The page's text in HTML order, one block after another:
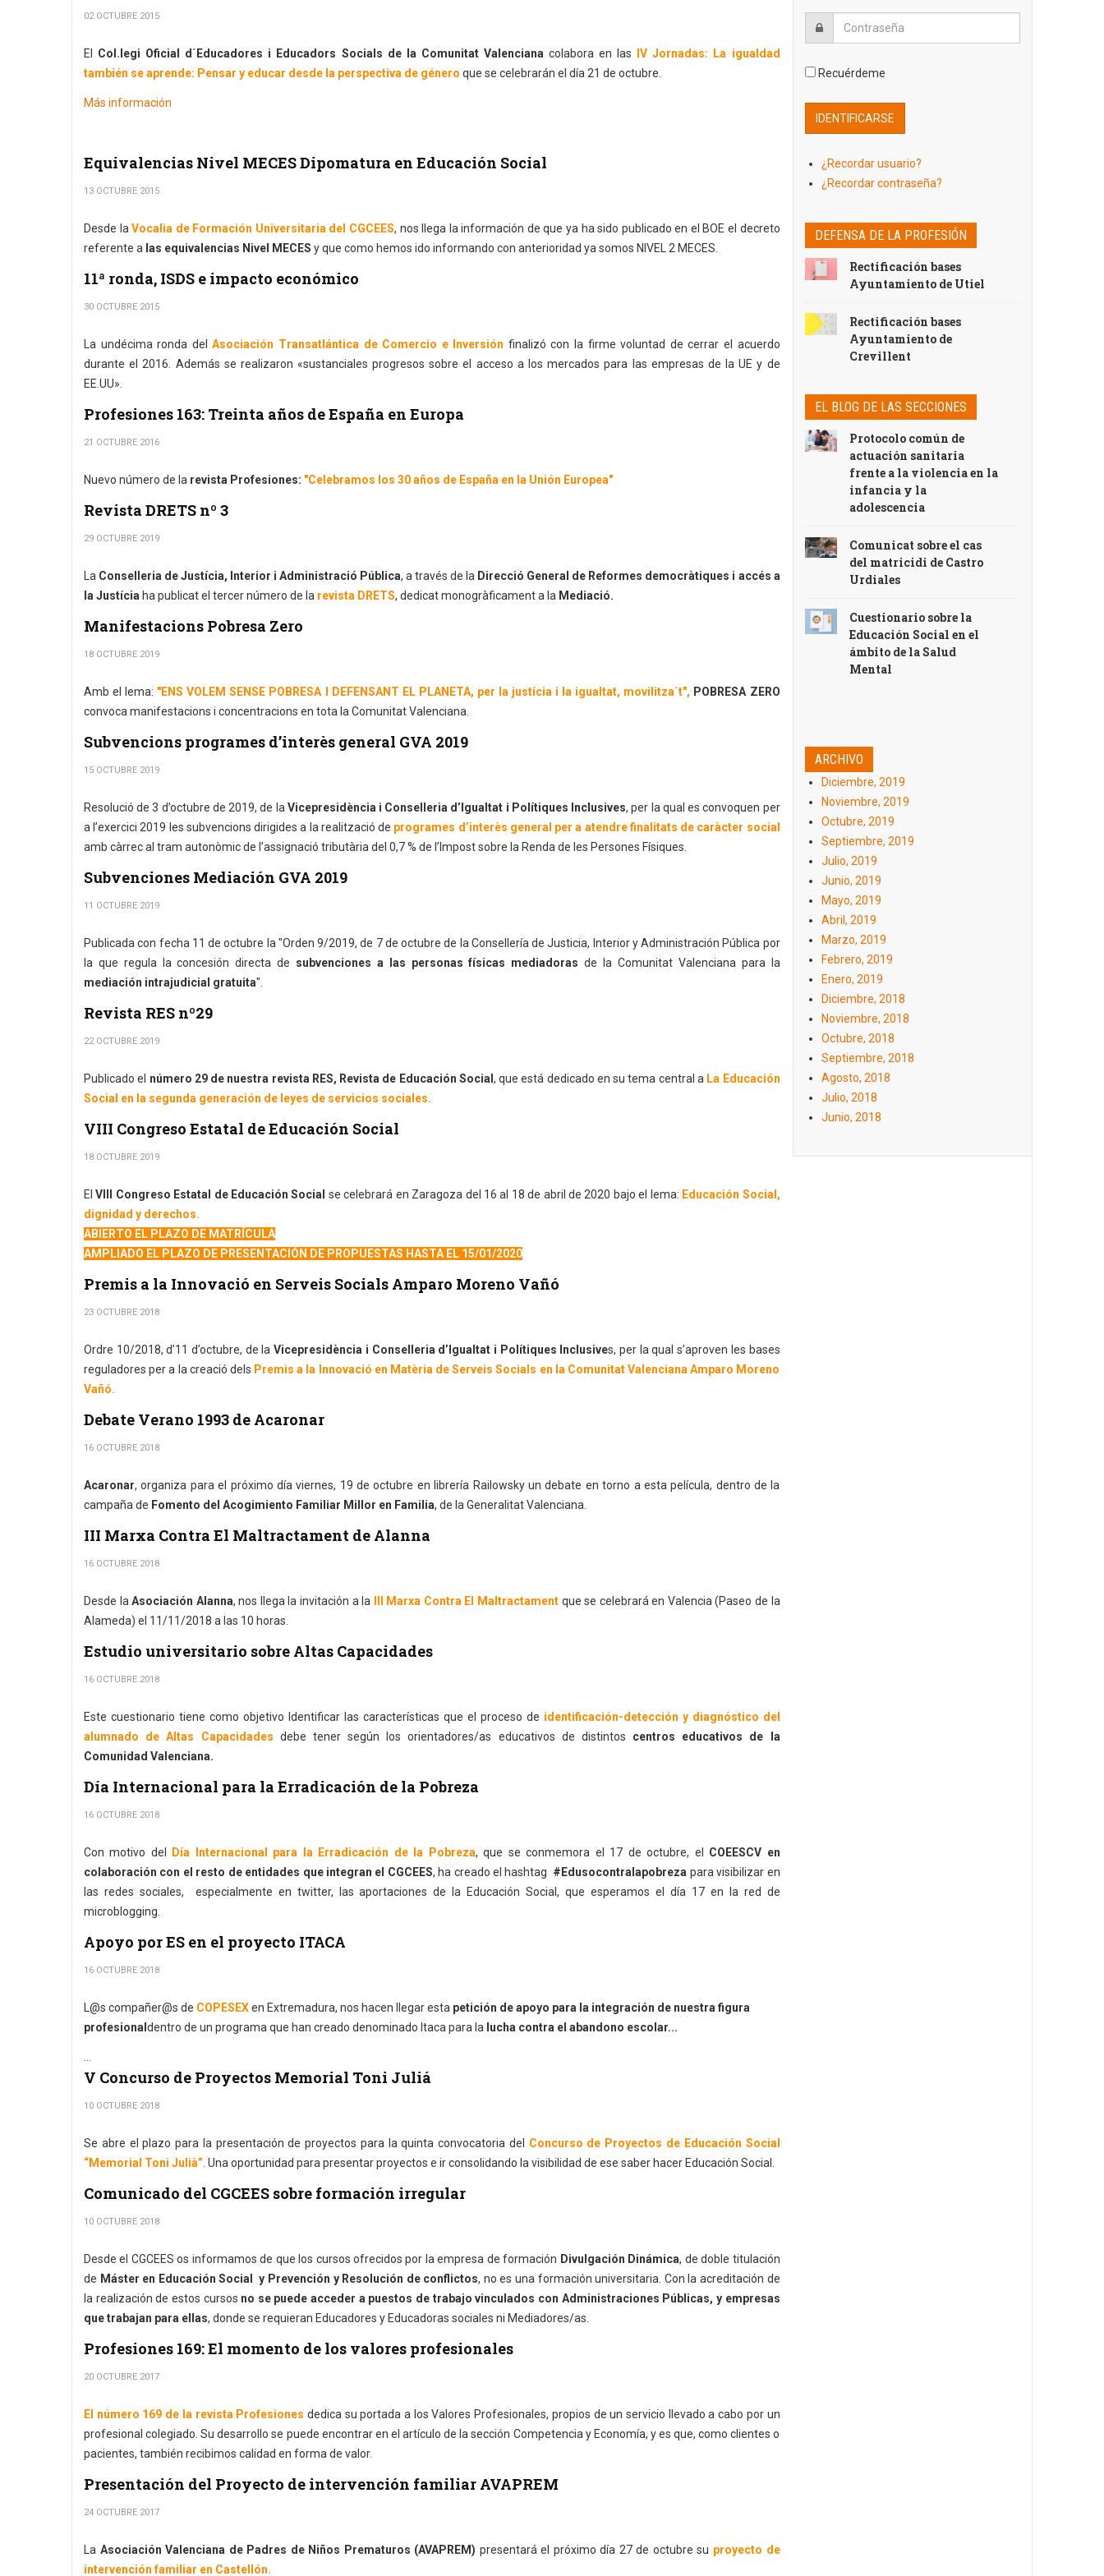
02 OCTUBRE 2015
El Col.legi Oficial d´Educadores i Educadors Socials de la Comunitat Valenciana colabora en las
IV Jornadas: La igualdad
también se aprende: Pensar y educar desde la perspectiva de género que se celebrarán el día 21 de octubre.
Más información
Equivalencias Nivel MECES Dipomatura en Educación Social
13 OCTUBRE 2015
Desde laVocalia de Formación Universitaria del CGCEES, nos llega la información de que ya ha sido publicado en el BOE el decreto
referente a las equivalencias Nivel MECES y que como hemos ido informando con anterioridad ya somos NIVEL 2 MECES.
11ª ronda, ISDS e impacto económico
30 OCTUBRE 2015
La undécima ronda delAsociación Transatlántica de Comercio e Inversión finalizó con la firme voluntad de cerrar el acuerdo
durante el 2016. Además se realizaron «sustanciales progresos sobre el acceso a los mercados para las empresas de la UE y de
EE.UU».
Profesiones 163: Treinta años de España en Europa
21 OCTUBRE 2016
Nuevo número de la revista Profesiones: "Celebramos los 30 años de España en la Unión Europea"
Revista DRETS nº 3
29 OCTUBRE 2019
La Conselleria de Justícia, Interior i Administració Pública, a través de la Direcció General de Reformes democràtiques i accés a
la Justícia ha publicat el tercer número de la revista DRETS, dedicat monogràficament a la Mediació.
Manifestacions Pobresa Zero
18 OCTUBRE 2019
Amb el lema: "ENS VOLEM SENSE POBRESA I DEFENSANT EL PLANETA, per la justícia i la igualtat, movilitza´t", POBRESA ZERO
convoca manifestacions i concentracions en tota la Comunitat Valenciana.
Subvencions programes d’interès general GVA 2019
15 OCTUBRE 2019
Resolució de 3 d’octubre de 2019, de la Vicepresidència i Conselleria d’Igualtat i Polítiques Inclusives, per la qual es convoquen per
a l’exercici 2019 les subvencions dirigides a la realització de programes d’interès general per a atendre finalitats de caràcter social
amb càrrec al tram autonòmic de l’assignació tributària del 0,7 % de l’Impost sobre la Renda de les Persones Físiques.
Subvenciones Mediación GVA 2019
11 OCTUBRE 2019
Publicada con fecha 11 de octubre la "Orden 9/2019, de 7 de octubre de la Consellería de Justicia, Interior y Administración Pública por
la que regula la concesión directa de subvenciones a las personas físicas mediadorasde la Comunitat Valenciana para la
mediación intrajudicial gratuita".
Revista RES nº29
22 OCTUBRE 2019
Publicado el número 29 de nuestra revista RES, Revista de Educación Social , que está dedicado en su tema central a La Educación
Social en la segunda generación de leyes de servicios sociales.
VIII Congreso Estatal de Educación Social
18 OCTUBRE 2019
El VIII Congreso Estatal de Educación Social se celebrará en Zaragoza del 16 al 18 de abril de 2020 bajo el lema: Educación Social,
dignidad y derechos.
ABIERTO EL PLAZO DE MATRÍCULA
AMPLIADO EL PLAZO DE PRESENTACIÓN DE PROPUESTAS HASTA EL 15/01/2020
Premis a la Innovació en Serveis Socials Amparo Moreno Vañó
23 OCTUBRE 2018
Ordre 10/2018, d’11 d’octubre, de laVicepresidència i Conselleria d’Igualtat i Polítiques Inclusives, per la qual s’aproven les bases
reguladores per a la creació dels Premis a la Innovació en Matèria de Serveis Socials en la Comunitat Valenciana Amparo Moreno
Vañó.
Debate Verano 1993 de Acaronar
16 OCTUBRE 2018
Acaronar, organiza para el próximo día viernes, 19 de octubre en librería Railowsky un debate en torno a esta película, dentro de la
campaña de Fomento del Acogimiento Familiar Millor en Familia, de la Generalitat Valenciana.
III Marxa Contra El Maltractament de Alanna
16 OCTUBRE 2018
Desde laAsociación Alanna, nos llega la invitación a la III Marxa Contra El Maltractament que se celebrará en Valencia (Paseo de la
Alameda) el 11/11/2018 a las 10 horas.
Estudio universitario sobre Altas Capacidades
16 OCTUBRE 2018
Este cuestionario tiene como objetivo Identificar las características que el proceso de identificación-detección y diagnóstico del
alumnado de Altas Capacidades debe tener según los orientadores/as educativos de distintos centros educativos de la
Comunidad Valenciana.
Día Internacional para la Erradicación de la Pobreza
16 OCTUBRE 2018
Con motivo del Día Internacional para la Erradicación de la Pobreza, que se conmemora el 17 de octubre, el COEESCV en
colaboración con el resto de entidades que integran el CGCEES, ha creado el hashtag #Edusocontralapobreza para visibilizar en
las redes sociales, especialmente en twitter, las aportaciones de la Educación Social, que esperamos el día 17 en la red de
microblogging.
Apoyo por ES en el proyecto ITACA
16 OCTUBRE 2018
L@s compañer@s de COPESEXen Extremadura, nos hacen llegar esta petición de apoyo para la integración de nuestra figura
profesional dentro de un programa que han creado denominado Itaca para la lucha contra el abandono escolar...
V Concurso de Proyectos Memorial Toni Juliá
10 OCTUBRE 2018
Se abre el plazo para la presentación de proyectos para la quinta convocatoria del
Concurso de Proyectos de Educación Social
“Memorial Toni Julià” . Una oportunidad para presentar proyectos e ir consolidando la visibilidad de ese saber hacer Educación Social.
Comunicado del CGCEES sobre formación irregular
10 OCTUBRE 2018
Desde el CGCEES os informamos de que los cursos ofrecidos por la empresa de formación Divulgación Dinámica, de doble titulación
de Máster en Educación Social y Prevención y Resolución de conflictos, no es una formación universitaria. Con la acreditación de
la realización de estos cursos no se puede acceder a puestos de trabajo vinculados con Administraciones Públicas, y empresas
que trabajan para ellas, donde se requieran Educadores y Educadoras sociales ni Mediadores/as.
Profesiones 169: El momento de los valores profesionales
20 OCTUBRE 2017
El número 169 de la revista Profesiones dedica su portada a los Valores Profesionales, propios de un servicio llevado a cabo por un
profesional colegiado. Su desarrollo se puede encontrar en el artículo de la sección Competencia y Economía, y es que, como clientes o
pacientes, también recibimos calidad en forma de valor.
Presentación del Proyecto de intervención familiar AVAPREM
24 OCTUBRE 2017
La Asociación Valenciana de Padres de Niños Prematuros (AVAPREM) presentará el próximo día 27 de octubre su proyecto de
intervención familiar en Castellón.
Recuérdeme
¿Recordar usuario?
¿Recordar contraseña?
DEFENSA DE LA PROFESIÓN
Rectificación bases
Ayuntamiento de Utiel
Rectificación bases
Ayuntamiento de
Crevillent
EL BLOG DE LAS SECCIONES
Protocolo común de
actuación sanitaria
frente a la violencia en la
infancia y la
adolescencia
Comunicat sobre el cas
del matricidi de Castro
Urdiales
Cuestionario sobre la
Educación Social en el
ámbito de la Salud
Mental
ARCHIVO
Diciembre, 2019
Noviembre, 2019
Octubre, 2019
Septiembre, 2019
Julio, 2019
Junio, 2019
Mayo, 2019
Abril, 2019
Marzo, 2019
Febrero, 2019
Enero, 2019
Diciembre, 2018
Noviembre, 2018
Octubre, 2018
Septiembre, 2018
Agosto, 2018
Julio, 2018
Junio, 2018